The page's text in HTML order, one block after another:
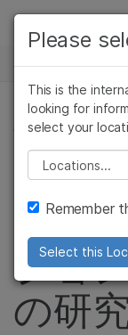
Skip to content
ソリューション
ラーニング
企業情報
サポート
お気に入りの分
ニュースセンター
複雑な疾患関連
た音
ショ
の研
Please
This is the
looking for
select your
Please
Remember
Select this
がん研究
微生物研究
農学研究
複雑な疾患